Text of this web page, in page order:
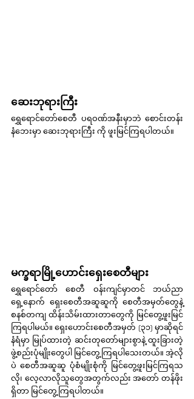
ဆေးဘုရားကြီး
ရွှေရောင်တော်စေတီ ပရဝဏ်အနီးမှာဘဲ စောင်းတန်း
နံဘေးမှာ ဆေးဘုရားကြီး ကို ဖူးမြင်ကြရပါတယ်။
မက္ခရာမြို့ဟောင်းရှေးစေတီများ
ရွှေရောင်တော် စေတီ ဝန်းကျင်မှာတင် ဘယ်ညာ
ရှေ့နောက် ရှေးစေတီအဆူဆူကို စေတီအမှတ်တွေနဲ့
စနစ်တကျ ထိန်းသိမ်းထားတာတွေကို မြင်တွေ့ဖူးမြင်
ကြရပါမယ်။ ရှေးဟောင်းစေတီအမှတ် (၃၁) မှာဆိုရင်
နံရံမှာ မြုပ်ထားတဲ့ ဆင်းတုတော်များစွာနဲ့ ထူးခြားတဲ့
ဖွဲ့စည်းပုံမျိုးတွေပါ မြင်တွေ့ကြရပါသေးတယ်။ အဲ့လို
ပဲ စေတီအဆူဆူ ပုံစံမျိုးစုံကို မြင်တွေ့ဖူးမြင်ကြရသ
လို၊ လေ့လာလိုသူတွေအတွက်လည်း အတော် တန်ဖိုး
ရှိတာ မြင်တွေ့ကြရပါတယ်။